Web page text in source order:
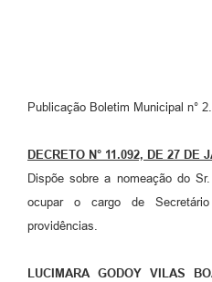
Carta de Serviços
Obras
Publicação Boletim Municipal n°
DECRETO N° 11.092, DE 27 DE
Dispõe sobre a nomeação do
ocupar o cargo de
providências.
LUCIMARA GODOY VILAS